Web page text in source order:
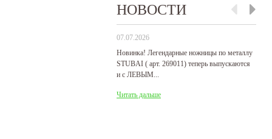
НОВОСТИ
07.07.2026
Новинка! Легендарные ножницы по металлу
STUBAI ( арт. 269011) теперь выпускаются
и с ЛЕВЫМ...
Читать дальше